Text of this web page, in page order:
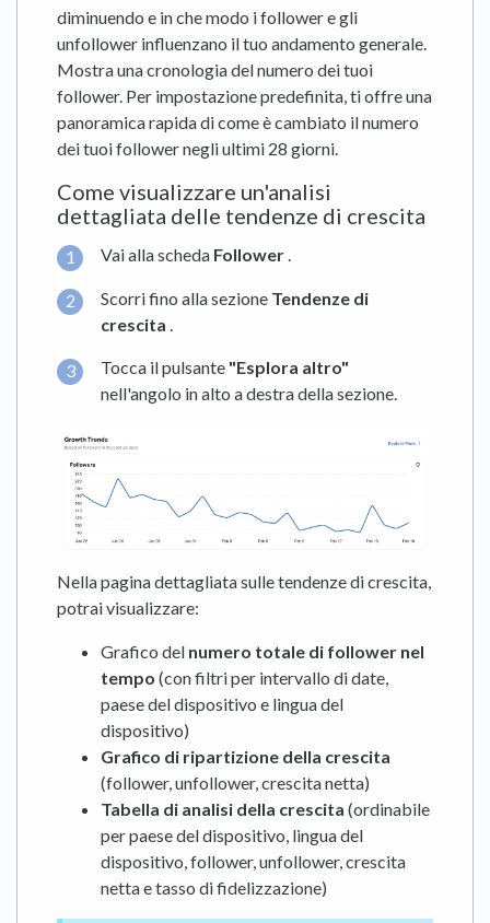
diminuendo e in che modo i follower e gli
unfollower influenzano il tuo andamento generale.
Mostra una cronologia del numero dei tuoi
follower. Per impostazione predefinita, ti offre una
panoramica rapida di come è cambiato il numero
dei tuoi follower negli ultimi 28 giorni.
Come visualizzare un'analisi
dettagliata delle tendenze di crescita
Vai alla scheda Follower.
Scorri fino alla sezione Tendenze di
crescita
Tocca il pulsante "Esplora altro"
nell'angolo in alto a destra della sezione.
Nella pagina dettagliata sulle tendenze di crescita,
potrai visualizzare:
Grafico del numero totale di follower nel
tempo (con filtri per intervallo di date,
paese del dispositivo e lingua del
dispositivo)
Grafico di ripartizione della crescita
(follower, unfollower, crescita netta)
Tabella di analisi della crescita (ordinabile
per paese del dispositivo, lingua del
dispositivo, follower, unfollower, crescita
netta e tasso di fidelizzazione)